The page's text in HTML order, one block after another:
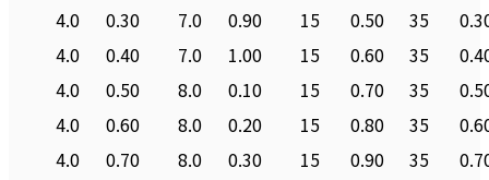
4.0
0.30 7.0 0.90 15 0.50 35
4.0
0.40 7.0 1.00 15 0.60 35
4.0
0.50 8.0 0.10 15 0.70 35
4.0
0.60 8.0 0.20 15 0.80 35
4.0
0.70 8.0 0.30 15 0.90 35